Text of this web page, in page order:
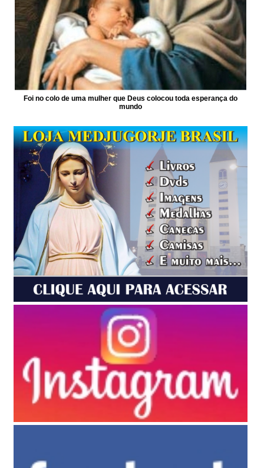
Foi no colo de uma mulher que Deus colocou toda esperança do
mundo